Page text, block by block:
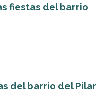
fiestas del barrio
del barrio del Pilar